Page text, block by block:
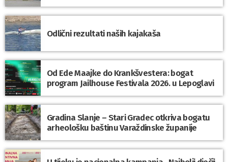
Odlični rezultati naših kajakaša
Od Ede Maajke do Krankšvestera: bogat
program Jailhouse Festivala 2026. u Lepoglavi
Gradina Slanje – Stari Gradec otkriva bogatu
arheološku baštinu Varaždinske županije